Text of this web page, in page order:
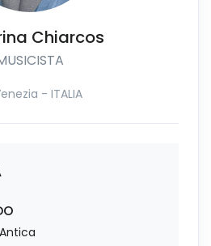
Chiarcos
- ITALIA